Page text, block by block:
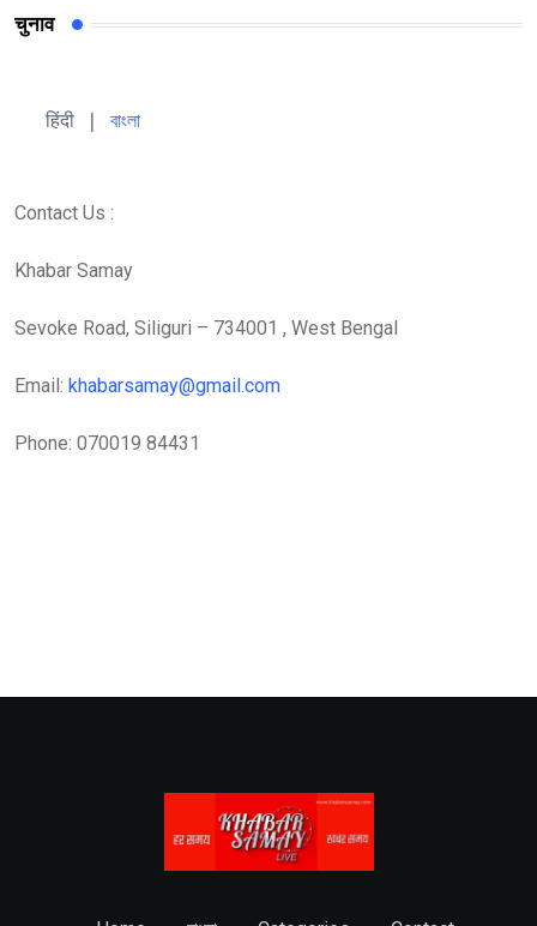
चुनाव
हिंदी | বাংলা
Contact Us :
Khabar Samay
Sevoke Road, Siliguri – 734001 , West Bengal
Email: khabarsamay@gmail.com
Phone: 070019 84431